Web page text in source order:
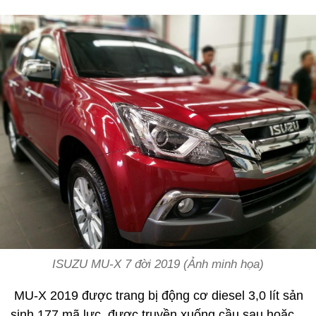
ISUZU MU-X 7 đời 2019 (Ảnh minh họa)
MU-X 2019 được trang bị động cơ diesel 3,0 lít sản